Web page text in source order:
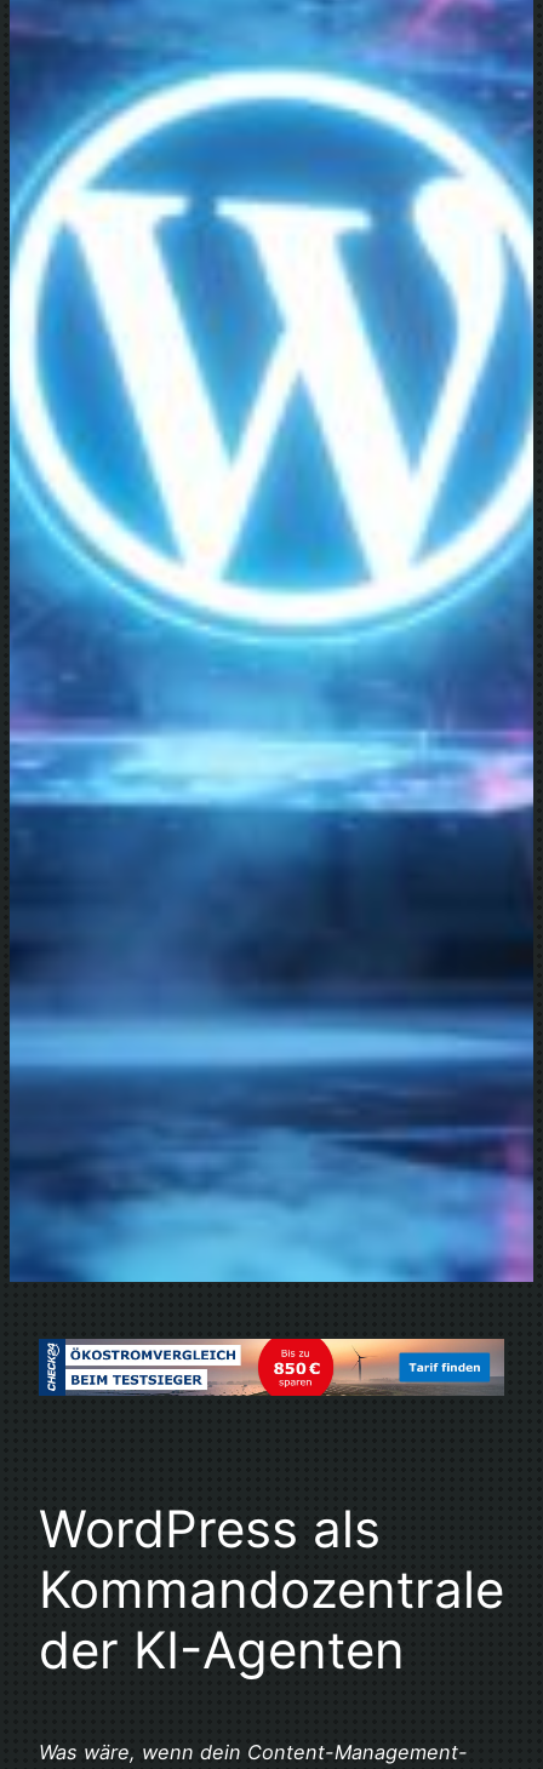
WordPress als
Kommandozentrale
der KI-Agenten
Was wäre, wenn dein Content-Management-